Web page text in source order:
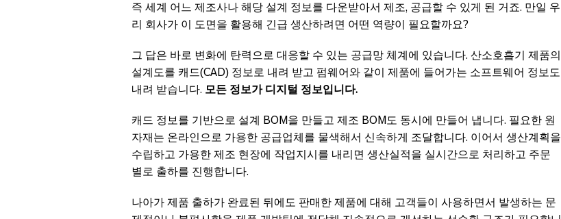
즉 세계 어느 제조사나 해당 설계 정보를 다운받아서 제조, 공급할 수 있게 된 거죠. 만일 우
리 회사가 이 도면을 활용해 긴급 생산하려면 어떤 역량이 필요할까요?
그 답은 바로 변화에 탄력으로 대응할 수 있는 공급망 체계에 있습니다. 산소호흡기 제품의
설계도를 캐드(CAD) 정보로 내려 받고 펌웨어와 같이 제품에 들어가는 소프트웨어 정보도
내려 받습니다. 모든 정보가 디지털 정보입니다.
캐드 정보를 기반으로 설계 BOM을 만들고 제조 BOM도 동시에 만들어 냅니다. 필요한 원
자재는 온라인으로 가용한 공급업체를 물색해서 신속하게 조달합니다. 이어서 생산계획을
수립하고 가용한 제조 현장에 작업지시를 내리면 생산실적을 실시간으로 처리하고 주문
별로 출하를 진행합니다.
나아가 제품 출하가 완료된 뒤에도 판매한 제품에 대해 고객들이 사용하면서 발생하는 문